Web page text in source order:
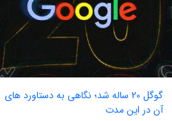
گوگل 20 ساله شد؛ نگاهی به دستاورد های
آن در این مدت